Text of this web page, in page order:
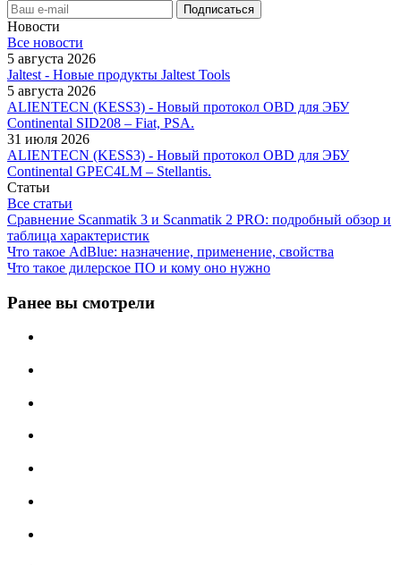
Новости
Все новости
5 августа 2026
Jaltest - Новые продукты Jaltest Tools
5 августа 2026
ALIENTECN (KESS3) - Новый протокол OBD для ЭБУ
Continental SID208 – Fiat, PSA.
31 июля 2026
ALIENTECN (KESS3) - Новый протокол OBD для ЭБУ
Continental GPEC4LM – Stellantis.
Статьи
Все статьи
Сравнение Scanmatik 3 и Scanmatik 2 PRO: подробный обзор и
таблица характеристик
Что такое AdBlue: назначение, применение, свойства
Что такое дилерское ПО и кому оно нужно
Ранее вы смотрели